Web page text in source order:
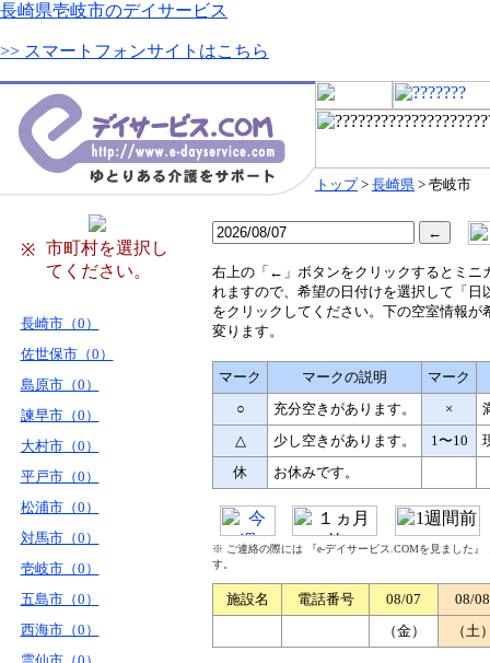
長崎県壱岐市のデイサービス
>> スマートフォンサイトはこちら
トップ> 長崎県 > 壱岐市
※
市町村を選択し
てください。
長崎市（0）
佐世保市（0）
島原市（0）
諫早市（0）
大村市（0）
平戸市（0）
松浦市（0）
対馬市（0）
壱岐市（0）
五島市（0）
西海市（0）
右上の「←」ボタンをクリックするとミニ
れますので、希望の日付けを選択して「日
をクリックしてください。下の空室情報が
変ります。
マーク マークの説明
マーク
○
充分空きがあります。 ×
△
少し空きがあります。 1〜10
休
お休みです。
※ ご連絡の際には 『e-デイサービス.COMを見ました
す。
施設名 電話番号 08/07
08/08
（金）
（土